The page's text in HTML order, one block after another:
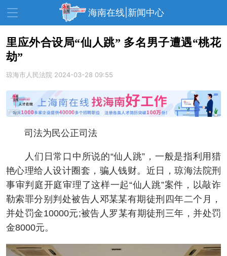
海南在线|新闻中心
资讯中心
教育 健康 房产
展会 走读海南 周末去哪儿
人才在线 天涯企服
里应外合设局“仙人跳” 多名男子遭遇“桃花
劫”
琼海市人民法院 2024-03-28 09:55
司法为民公正司法
人们日常口中所说的“仙人跳”，一般是指利用猎
艳心理给人设计圈套，骗人钱财。近日，琼海法院刑
事审判庭开庭审理了这样一起“仙人跳”案件，以敲诈
勒索罪分别判处被告人邓某某有期徒刑四年二个月，
并处罚金10000元;被告人罗某有期徒刑三年，并处罚
金8000元。